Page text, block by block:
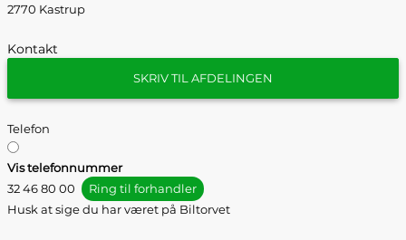
2770 Kastrup
Kontakt
SKRIV TIL AFDELINGEN
Telefon
Vis telefonnummer
32 46 80 00
Ring til forhandler
Husk at sige du har været på Biltorvet